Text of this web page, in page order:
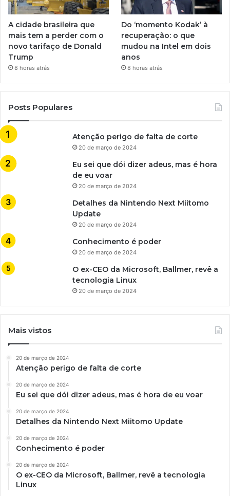
A cidade brasileira que
mais tem a perder com o
novo tarifaço de Donald
Trump
8 horas atrás
Do ‘momento Kodak’ à
recuperação: o que
mudou na Intel em dois
anos
8 horas atrás
Posts Populares
Atenção perigo de falta de corte
20 de março de 2024
Eu sei que dói dizer adeus, mas é hora
de eu voar
20 de março de 2024
Detalhes da Nintendo Next Miitomo
Update
20 de março de 2024
Conhecimento é poder
20 de março de 2024
O ex-CEO da Microsoft, Ballmer, revê a
tecnologia Linux
20 de março de 2024
Mais vistos
20 de março de 2024
Atenção perigo de falta de corte
20 de março de 2024
Eu sei que dói dizer adeus, mas é hora de eu voar
20 de março de 2024
Detalhes da Nintendo Next Miitomo Update
20 de março de 2024
Conhecimento é poder
20 de março de 2024
O ex-CEO da Microsoft, Ballmer, revê a tecnologia
Linux